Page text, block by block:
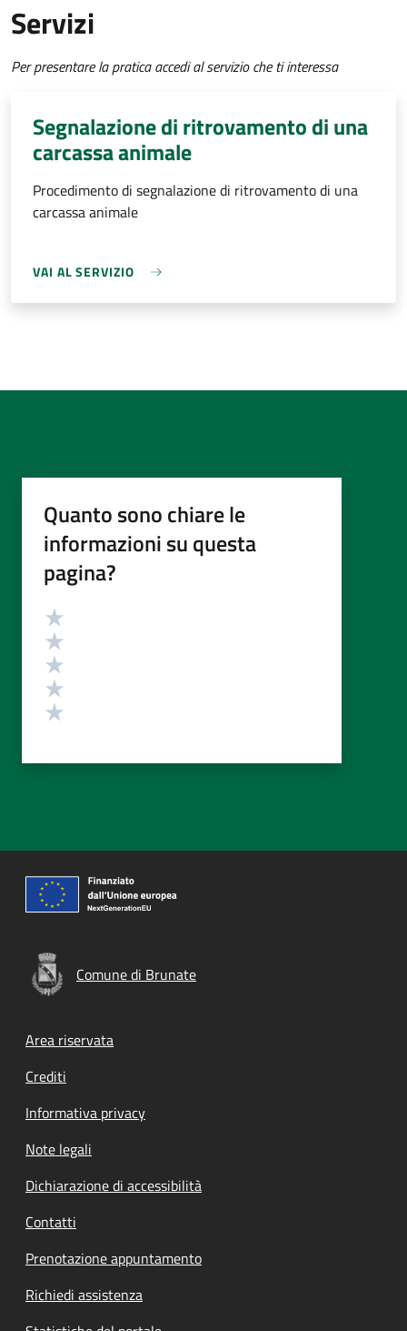
Servizi
Per presentare la pratica accedi al servizio che ti interessa
Segnalazione di ritrovamento di una
carcassa animale
Procedimento di segnalazione di ritrovamento di una
carcassa animale
VAI AL SERVIZIO
Quanto sono chiare le
informazioni su questa
pagina?
Valutazione
Comune di Brunate
Footer menu
Area riservata
Crediti
Informativa privacy
Note legali
Dichiarazione di accessibilità
Contatti
Prenotazione appuntamento
Richiedi assistenza